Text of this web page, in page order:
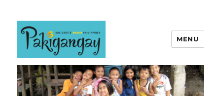
MENU